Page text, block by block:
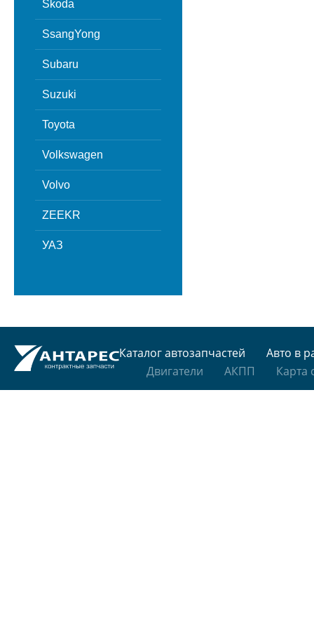
Skoda
SsangYong
Subaru
Suzuki
Toyota
Volkswagen
Volvo
ZEEKR
УАЗ
Каталог автозапчастей
Авто в
Двигатели
АКПП Карта